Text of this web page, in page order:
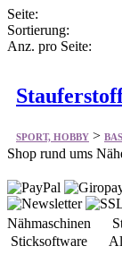
Seite:
Sortierung:
Anz. pro Seite:
SPORT, HOBBY >
Shop rund ums
Nähmaschinen
Sticksoftware